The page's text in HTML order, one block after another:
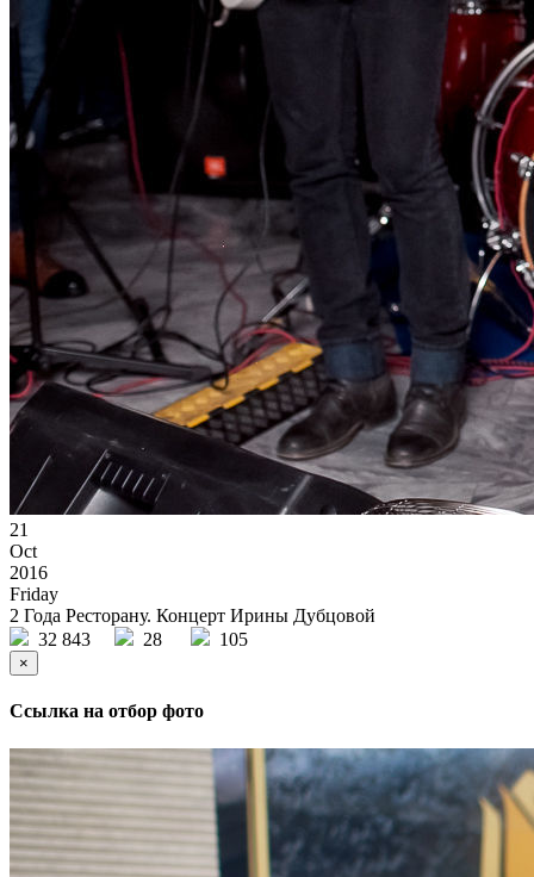
21
Oct
2016
Friday
2 Года Ресторану. Концерт Ирины Дубцовой
32 843
28 105
×
Ссылка на отбор фото